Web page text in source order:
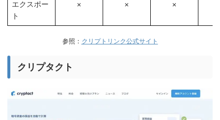
エクスポー
ト
× × ×
参照： クリプトリンク公式サイト
クリプタクト